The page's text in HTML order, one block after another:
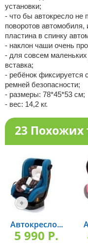
установки;
- что бы автокресло не
поворотов автомобиля,
пластина в спинку
- наклон чаши очень
- для совсем
вставка;
- ребёнок фиксируется
ремней безопасности;
- размеры: 78*45*53 см;
- вес: 14,2 кг.
23 Похожих
Автокресло...
5 990 P.